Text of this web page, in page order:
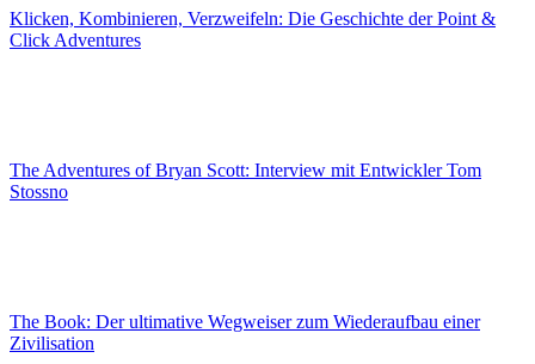
Klicken, Kombinieren, Verzweifeln: Die Geschichte der Point &
Click Adventures
The Adventures of Bryan Scott: Interview mit Entwickler Tom
Stossno
The Book: Der ultimative Wegweiser zum Wiederaufbau einer
Zivilisation